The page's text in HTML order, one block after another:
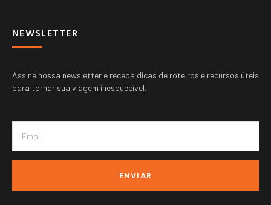
NEWSLETTER
Assine nossa newsletter e receba dicas de roteiros e recursos úteis
para tornar sua viagem inesquecível.
ENVIAR